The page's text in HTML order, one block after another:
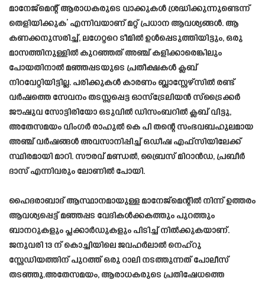
മാനേജ്മെന്റ് ആരാധകരുടെ വാക്കുകൾ ശ്രദ്ധിക്കുന്നുണ്ടെന്ന്
തെളിയിക്കുക’ എന്നിവയാണ് മറ്റ് പ്രധാന ആവശ്യങ്ങൾ. ആ
കണക്കനുസരിച്ച്, ലഗേറ്ററെ ടീമിൽ ഉൾപ്പെടുത്തിയിട്ടും, ഒരു
മാസത്തിനുള്ളിൽ കുറഞ്ഞത് അഞ്ച് കളിക്കാരെങ്കിലും
പോയതിനാൽ മഞ്ഞപ്പടയുടെ പ്രതീക്ഷകൾ ക്ലബ്
നിറവേറ്റിയിട്ടില്ല. പരിക്കുകൾ കാരണം ബ്ലാസ്റ്റേഴ്സിൽ രണ്ട്
വർഷത്തെ സേവനം തടസ്സപ്പെട്ട ഓസ്‌ട്രേലിയൻ സ്‌ട്രൈക്കർ
ജൗഷുവ സോട്ടിരിയോ ഒടുവിൽ ഡിസംബറിൽ ക്ലബ് വിട്ടു,
അതേസമയം വിംഗർ രാഹുൽ കെ പി തന്റെ സംഭവബഹുലമായ
അഞ്ച് വർഷങ്ങൾ അവസാനിപ്പിച്ച് ഒഡീഷ എഫ്‌സിയിലേക്ക്
സ്ഥിരമായി മാറി. സൗരവ് മണ്ഡൽ, ബ്രൈസ് മിറാൻഡ, പ്രബീർ
ദാസ് എന്നിവരും ലോണിൽ പോയി.
ഹൈദരാബാദ് ആസ്ഥാനമായുള്ള മാനേജ്‌മെന്റിൽ നിന്ന് ഉത്തരം
ആവശ്യപ്പെട്ട് മഞ്ഞപ്പട വേദികൾക്കകത്തും പുറത്തും
ബാനറുകളും പ്ലക്കാർഡുകളും പിടിച്ച് നിൽക്കുകയാണ്.
ജനുവരി 13 ന് കൊച്ചിയിലെ ജവഹർലാൽ നെഹ്‌റു
സ്റ്റേഡിയത്തിന് പുറത്ത് ഒരു റാലി നടത്തുന്നത് പോലീസ്
തടഞ്ഞു.അതേസമയം, ആരാധകരുടെ പ്രതിഷേധത്തെ